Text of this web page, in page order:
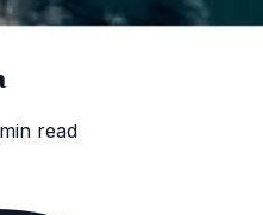
read